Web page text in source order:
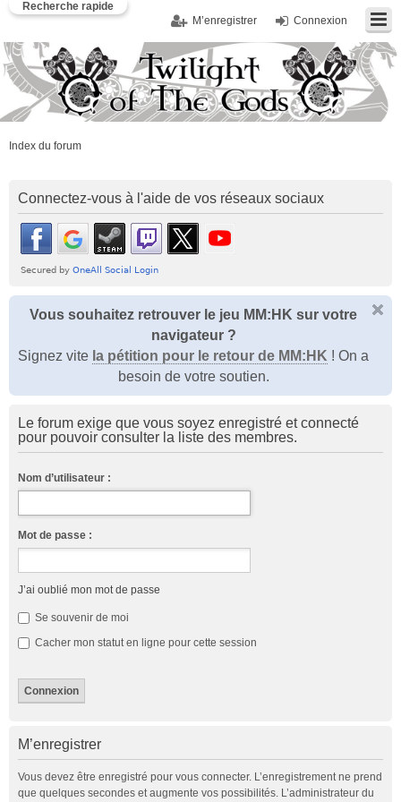
Connexion
M’enregistrer
Recherche rapide
Index du forum
Connectez-vous à l'aide de vos réseaux sociaux
Vous souhaitez retrouver le jeu MM:HK sur votre
navigateur ?
Signez vite la pétition pour le retour de MM:HK ! On a
besoin de votre soutien.
Le forum exige que vous soyez enregistré et connecté
pour pouvoir consulter la liste des membres.
Nom d’utilisateur :
Mot de passe :
J’ai oublié mon mot de passe
Se souvenir de moi
Cacher mon statut en ligne pour cette session
M’enregistrer
Vous devez être enregistré pour vous connecter. L’enregistrement ne prend
que quelques secondes et augmente vos possibilités. L’administrateur du